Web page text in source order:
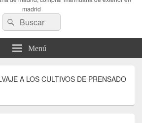
madrid
Buscar
por:
Buscar
Menú
A LOS CULTIVOS DE PRENSADO